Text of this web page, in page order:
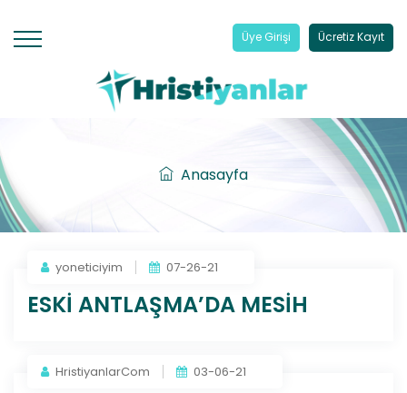
Üye Girişi Ücretiz Kayıt
Anasayfa
yoneticiyim 07-26-21
ESKİ ANTLAŞMA’DA MESİH
HristiyanlarCom 03-06-21